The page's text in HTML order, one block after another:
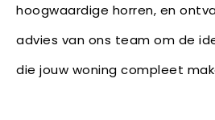
hoogwaardige horren, en
advies van ons team om de
die jouw woning compleet